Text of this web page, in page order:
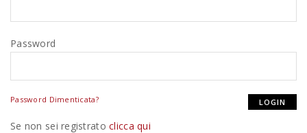
Password
Password Dimenticata?
Se non sei registratoclicca qui